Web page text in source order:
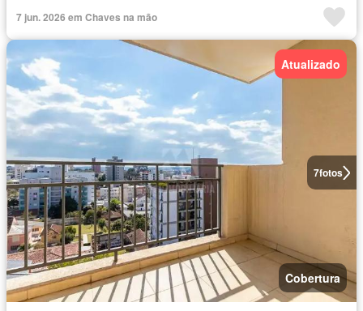
7 jun. 2026 em Chaves na mão
7fotos
Atualizado
Cobertura